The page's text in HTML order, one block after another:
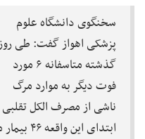
سخنگوی دانشگاه علوم
پزشکی اهواز گفت: طی
گذشته متاسفانه ۶ مورد
فوت دیگر به موارد مرگ
ناشی از مصرف الکل
ابتدای این واقعه ۴۶ بیمار مورد فوت به ثبت رسید.